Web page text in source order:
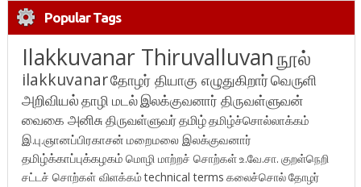
Popular Tags
Ilakkuvanar Thiruvalluvanநூல்
ilakkuvanarதோழர் தியாகு எழுதுகிறார்வெருளி
அறிவியல்தாழி மடல்இலக்குவனார் திருவள்ளுவன்
வைகை அனிசுதிருவள்ளுவர்தமிழ்தமிழ்ச்சொல்லாக்கம்
இ.பு.ஞானப்பிரகாசன் மறைமலை இலக்குவனார்
தமிழ்க்காப்புக்கழகம் மொழி மாற்றச் சொற்கள்உ.வே.சா. குறள்நெறி
சட்டச் சொற்கள் விளக்கம்technical terms கலைச்சொல்தோழர்